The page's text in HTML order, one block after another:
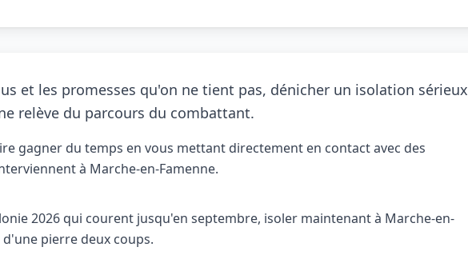
et les promesses qu'on ne tient pas, dénicher un isolation sérieux
relève du parcours du combattant.
gagner du temps en vous mettant directement en contact avec des
à Marche-en-Famenne.
2026 qui courent jusqu'en septembre, isoler maintenant à Marche-en-
pierre deux coups.